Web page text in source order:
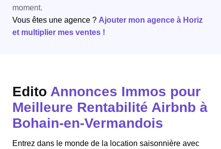
moment.
Vous êtes une agence ? Ajouter mon agence à Horiz
et multiplier mes ventes !
Edito Annonces Immos pour
Meilleure Rentabilité Airbnb à
Bohain-en-Vermandois
Entrez dans le monde de la location saisonnière avec